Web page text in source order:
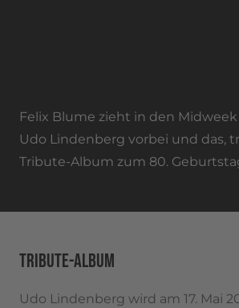
Felix Blume zieht in den Midweek
Udo Lindenberg vorbei und das,
Tribute-Album zum 80.
TRIBUTE-ALBUM
Udo Lindenberg wird am 17. Mai